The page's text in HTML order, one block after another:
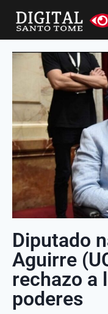
Diputado
Aguirre
rechazo a
poderes